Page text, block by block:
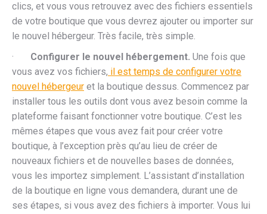
clics, et vous vous retrouvez avec des fichiers essentiels
de votre boutique que vous devrez ajouter ou importer sur
le nouvel hébergeur. Très facile, très simple.
· Configurer le nouvel hébergement. Une fois que
vous avez vos fichiers, il est temps de configurer votre
nouvel hébergeur et la boutique dessus. Commencez par
installer tous les outils dont vous avez besoin comme la
plateforme faisant fonctionner votre boutique. C’est les
mêmes étapes que vous avez fait pour créer votre
boutique, à l’exception près qu’au lieu de créer de
nouveaux fichiers et de nouvelles bases de données,
vous les importez simplement. L’assistant d’installation
de la boutique en ligne vous demandera, durant une de
ses étapes, si vous avez des fichiers à importer. Vous lui